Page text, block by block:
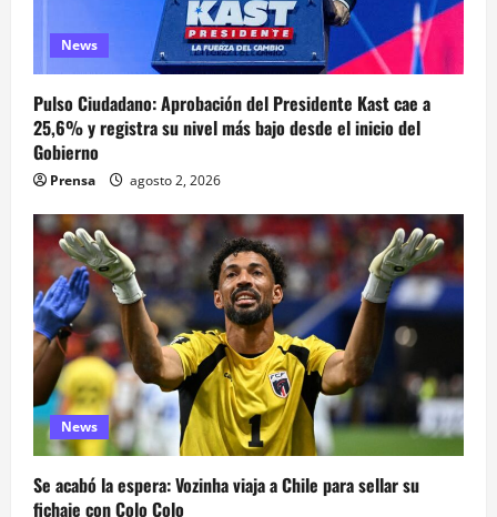
News
Pulso Ciudadano: Aprobación del Presidente Kast cae a
25,6% y registra su nivel más bajo desde el inicio del
Gobierno
Prensa agosto 2, 2026
News
Se acabó la espera: Vozinha viaja a Chile para sellar su
fichaje con Colo Colo